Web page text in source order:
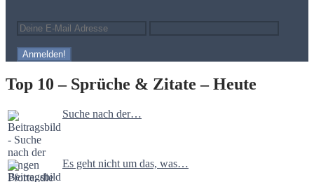
Top 10 – Sprüche & Zitate – Heute
Suche nach der…
Es geht nicht um das, was…